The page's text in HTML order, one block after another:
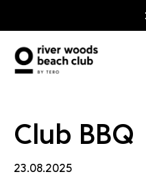
Club BBQ
23.08.2025